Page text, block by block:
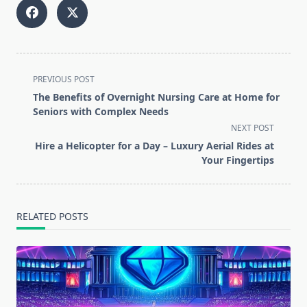
<span
class="nav-
subtitle
reader-
PREVIOUS POST
The Benefits of Overnight Nursing Care at Home for
Seniors with Complex Needs
NEXT POST
Hire a Helicopter for a Day – Luxury Aerial Rides at
Your Fingertips
RELATED POSTS